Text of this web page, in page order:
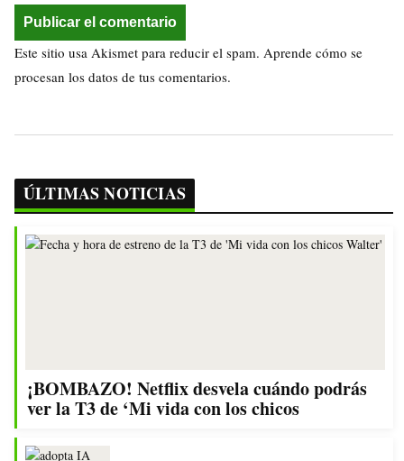
Este sitio usa Akismet para reducir el spam. Aprende cómo se
procesan los datos de tus comentarios.
ÚLTIMAS NOTICIAS
¡BOMBAZO! Netflix desvela cuándo podrás
ver la T3 de ‘Mi vida con los chicos